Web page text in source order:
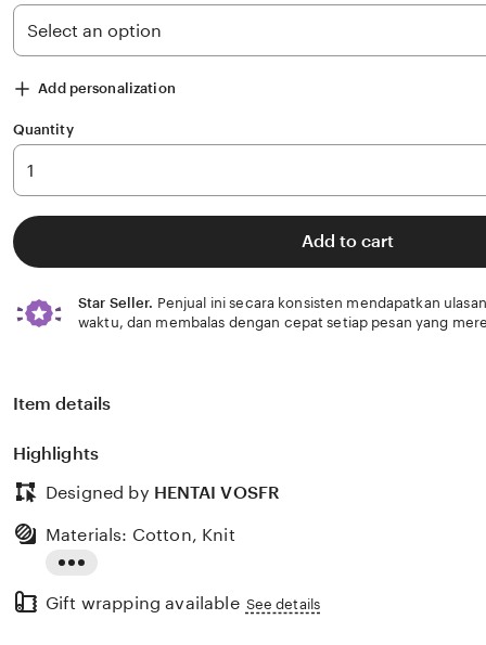
Add personalization
Quantity
Add to cart
Star Seller. Penjual ini secara konsisten mendapatkan
waktu, dan membalas dengan cepat setiap pesan yang
Item details
Highlights
Designed by HENTAI VOSFR
the
Materials: Cotton, Knit
Gift wrapping available See details